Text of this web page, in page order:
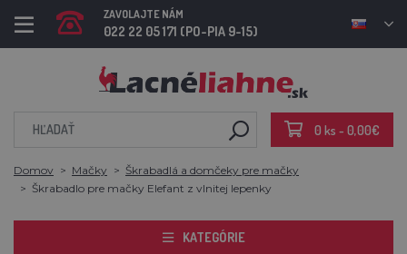
ZAVOLAJTE NÁM
022 22 05 171 (PO-PIA 9-15)
0 ks - 0,00€
Domov Mačky
Škrabadlá a domčeky pre mačky
Škrabadlo pre mačky Elefant z vlnitej lepenky
KATEGÓRIE